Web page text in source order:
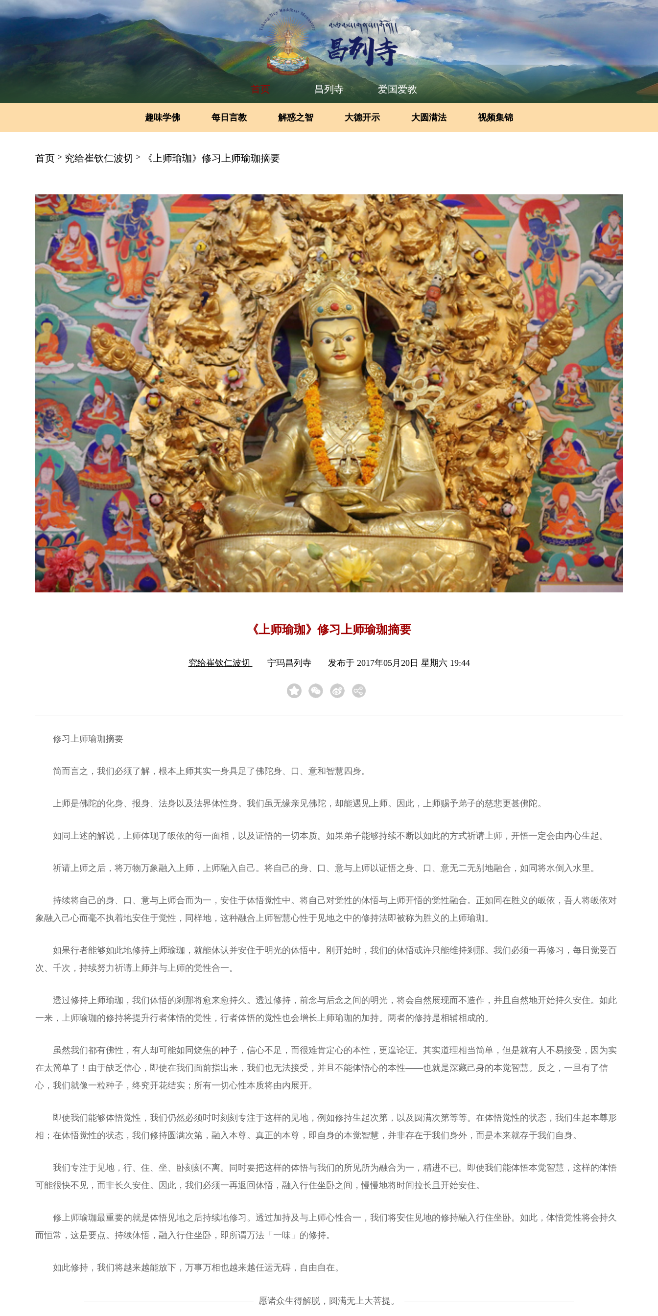
首页 昌列寺 爱国爱教
趣味学佛 每日言教 解惑之智 大德开示 大圆满法 视频集锦
首页 > 究给崔钦仁波切 > 《上师瑜珈》修习上师瑜珈摘要
《上师瑜珈》修习上师瑜珈摘要
究给崔钦仁波切 宁玛昌列寺 发布于 2017年05月20日 星期六 19:44
修习上师瑜珈摘要
简而言之，我们必须了解，根本上师其实一身具足了佛陀身、口、意和智慧四身。
上师是佛陀的化身、报身、法身以及法界体性身。我们虽无缘亲见佛陀，却能遇见上师。因此，上师赐予弟子的慈悲更甚佛陀。
如同上述的解说，上师体现了皈依的每一面相，以及证悟的一切本质。如果弟子能够持续不断以如此的方式祈请上师，开悟一定会由内心生起。
祈请上师之后，将万物万象融入上师，上师融入自己。将自己的身、口、意与上师以证悟之身、口、意无二无别地融合，如同将水倒入水里。
持续将自己的身、口、意与上师合而为一，安住于体悟觉性中。将自己对觉性的体悟与上师开悟的觉性融合。正如同在胜义的皈依，吾人将皈依对
象融入己心而毫不执着地安住于觉性，同样地，这种融合上师智慧心性于见地之中的修持法即被称为胜义的上师瑜珈。
如果行者能够如此地修持上师瑜珈，就能体认并安住于明光的体悟中。刚开始时，我们的体悟或许只能维持剎那。我们必须一再修习，每日觉受百
次、千次，持续努力祈请上师并与上师的觉性合一。
透过修持上师瑜珈，我们体悟的剎那将愈来愈持久。透过修持，前念与后念之间的明光，将会自然展现而不造作，并且自然地开始持久安住。如此
一来，上师瑜珈的修持将提升行者体悟的觉性，行者体悟的觉性也会增长上师瑜珈的加持。两者的修持是相辅相成的。
虽然我们都有佛性，有人却可能如同烧焦的种子，信心不足，而很难肯定心的本性，更遑论证。其实道理相当简单，但是就有人不易接受，因为实
在太简单了！由于缺乏信心，即使在我们面前指出来，我们也无法接受，并且不能体悟心的本性——也就是深藏己身的本觉智慧。反之，一旦有了信
心，我们就像一粒种子，终究开花结实；所有一切心性本质将由内展开。
即使我们能够体悟觉性，我们仍然必须时时刻刻专注于这样的见地，例如修持生起次第，以及圆满次第等等。在体悟觉性的状态，我们生起本尊形
相；在体悟觉性的状态，我们修持圆满次第，融入本尊。真正的本尊，即自身的本觉智慧，并非存在于我们身外，而是本来就存于我们自身。
我们专注于见地，行、住、坐、卧刻刻不离。同时要把这样的体悟与我们的所见所为融合为一，精进不已。即使我们能体悟本觉智慧，这样的体悟
可能很快不见，而非长久安住。因此，我们必须一再返回体悟，融入行住坐卧之间，慢慢地将时间拉长且开始安住。
修上师瑜珈最重要的就是体悟见地之后持续地修习。透过加持及与上师心性合一，我们将安住见地的修持融入行住坐卧。如此，体悟觉性将会持久
而恒常，这是要点。持续体悟，融入行住坐卧，即所谓万法「一味」的修持。
如此修持，我们将越来越能放下，万事万相也越来越任运无碍，自由自在。
愿诸众生得解脱，圆满无上大菩提。